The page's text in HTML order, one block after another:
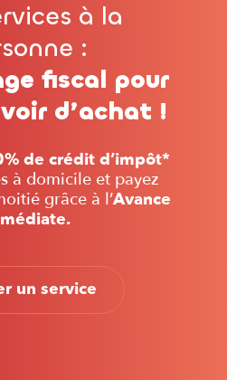
à la
:
fiscal pour
d’achat !
de crédit d’impôt*
à domicile et payez
grâce à l’Avance
.
un service